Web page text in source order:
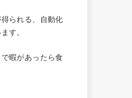
られる、自動化
す。
暇があったら食